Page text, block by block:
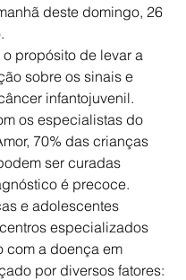
deste domingo, 26
o propósito de levar a
sobre os sinais e
infantojuvenil.
os especialistas do
70% das crianças
ser curadas
é precoce.
e adolescentes
especializados
com a doença em
por diversos fatores: